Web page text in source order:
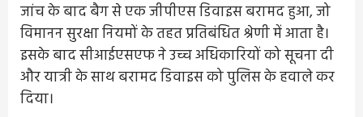
जांच के बाद बैग से एक जीपीएस डिवाइस बरामद हुआ, जो
विमानन सुरक्षा नियमों के तहत प्रतिबंधित श्रेणी में आता है।
इसके बाद सीआईएसएफ ने उच्च अधिकारियों को सूचना दी
और यात्री के साथ बरामद डिवाइस को पुलिस के हवाले कर
दिया।